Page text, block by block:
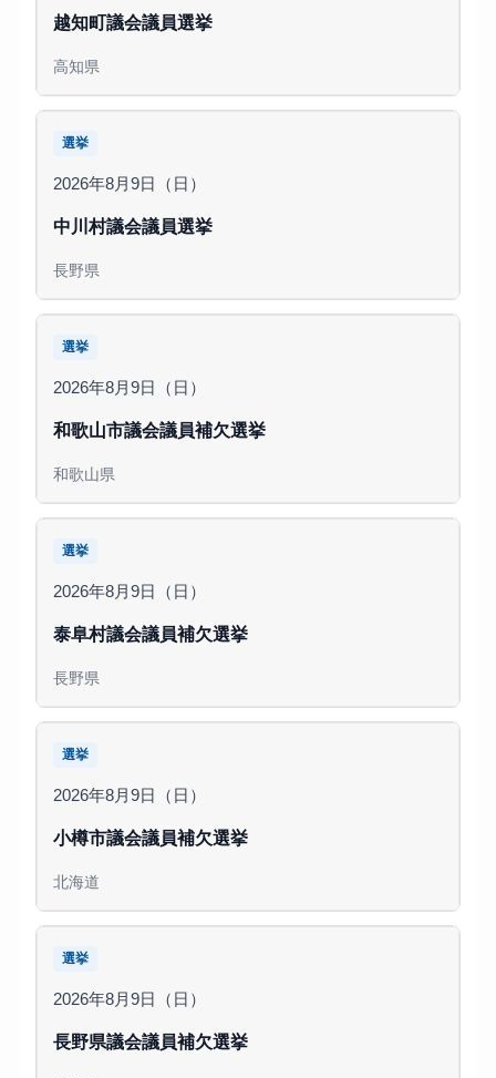
越知町議会議員選挙
高知県
選挙
2026年8月9日（日）
中川村議会議員選挙
長野県
選挙
2026年8月9日（日）
和歌山市議会議員補欠選挙
和歌山県
選挙
2026年8月9日（日）
泰阜村議会議員補欠選挙
長野県
選挙
2026年8月9日（日）
小樽市議会議員補欠選挙
北海道
選挙
2026年8月9日（日）
長野県議会議員補欠選挙